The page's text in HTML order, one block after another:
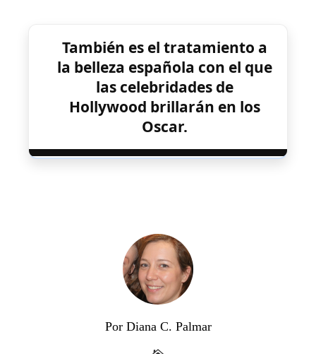
También es el tratamiento a
la belleza española con el que
las celebridades de
Hollywood brillarán en los
Oscar.
Por Diana C. Palmar